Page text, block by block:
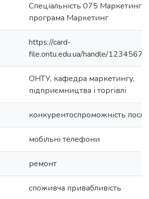
Спеціальність 075 Маркетинг
програма Маркетинг
https://card-
file.ontu.edu.ua/handle/
ОНТУ, кафедра маркетингу,
підприємництва і торгівлі
конкурентоспроможність
мобільні телефони
ремонт
споживча привабливість